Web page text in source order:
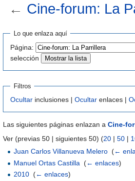
← Cine-forum: La
Lo que enlaza aquí
Página:
selección
Filtros
Ocultar inclusiones | Ocultar enlaces |
Las siguientes páginas enlazan a Cine-
Ver (previas 50 | siguientes 50) (20 | 50 |
Juan Carlos Villanueva Melero (←
Manuel Ortas Castilla
(← enlaces)
2010 (← enlaces)